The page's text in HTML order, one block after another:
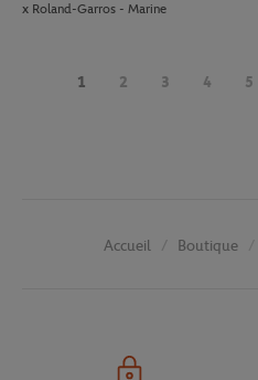
x Roland-Garros - Marine
1 2 3 4 5
Accueil Boutique